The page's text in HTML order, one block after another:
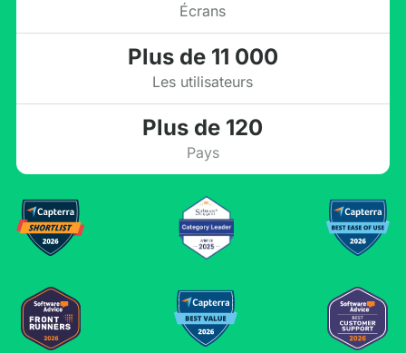
Écrans
Plus de 11 000
Les utilisateurs
Plus de 120
Pays